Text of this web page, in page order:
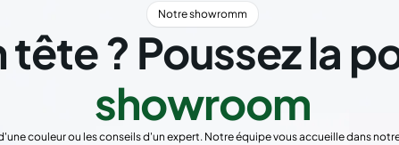
Notre showromm
tête ? Poussez la
showroom
couleur ou les conseils d'un expert. Notre équipe vous accueille dans